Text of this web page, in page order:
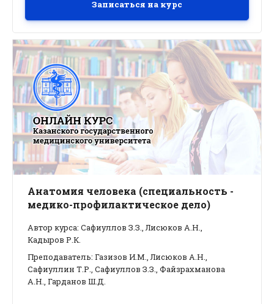
Записаться на курс
Анатомия человека (специальность -
медико-профилактическое дело)
Автор курса: Сафиуллов З.З., Лисюков А.Н.,
Кадыров Р.К.
Преподаватель: Газизов И.М., Лисюков А.Н.,
Сафиуллин Т.Р., Сафиуллов З.З., Файзрахманова
А.Н., Гарданов Ш.Д.